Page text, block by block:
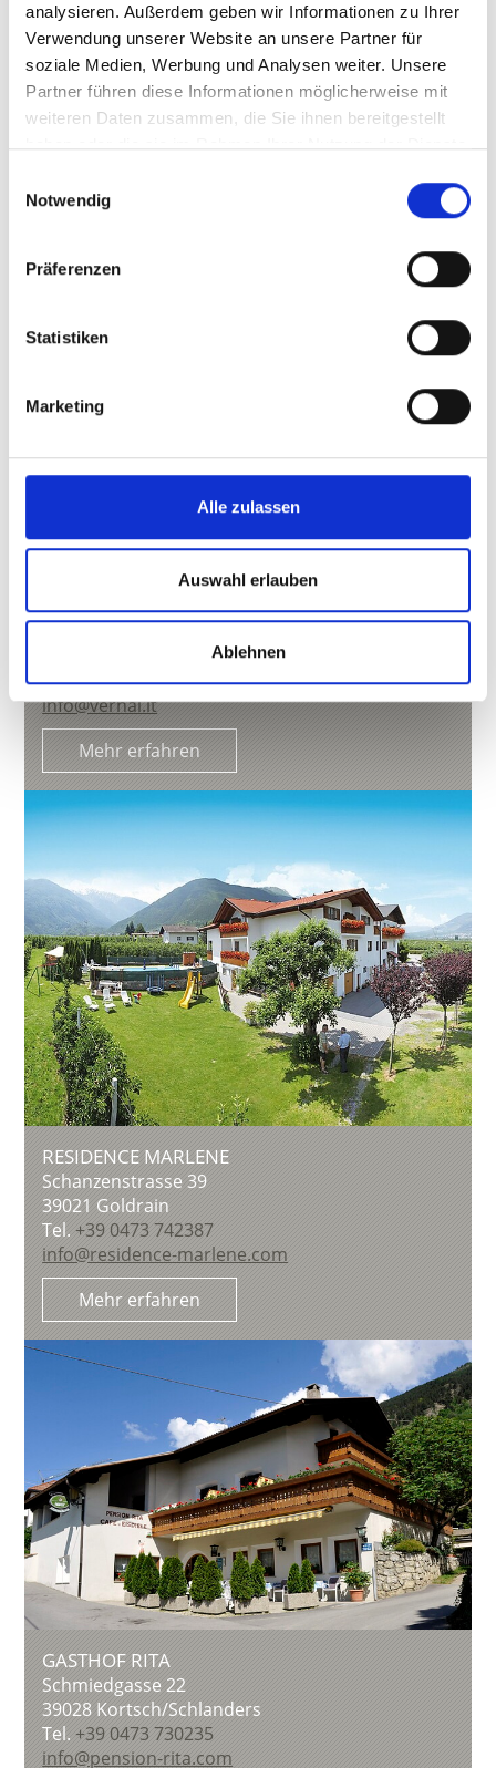
analysieren. Außerdem geben wir Informationen zu Ihrer
Verwendung unserer Website an unsere Partner für
soziale Medien, Werbung und Analysen weiter. Unsere
Partner führen diese Informationen möglicherweise mit
weiteren Daten zusammen, die Sie ihnen bereitgestellt
haben oder die sie im Rahmen Ihrer Nutzung der Dienste
Notwendig
Präferenzen
Statistiken
Marketing
Alle zulassen
Auswahl erlauben
Ablehnen
HOTEL CRISTALLO
Hauptstr. 91
39029Sulden
info@cristallo.info
VERNALHOF
Tel.+39 347 7544756
info@vernal.it
Mehr erfahren
RESIDENCE MARLENE
Schanzenstrasse 39
39021 Goldrain
Tel.+39 0473 742387
info@residence-marlene.com
Mehr erfahren
GASTHOF RITA
Schmiedgasse 22
39028 Kortsch/Schlanders
Tel. +39 0473 730235
info@pension-rita.com